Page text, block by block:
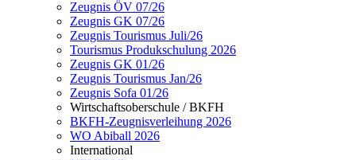
Zeugnis ÖV 07/26
Zeugnis GK 07/26
Zeugnis Tourismus Juli/26
Tourismus Produkschulung 2026
Zeugnis GK 01/26
Zeugnis Tourismus Jan/26
Zeugnis Sofa 01/26
Wirtschaftsoberschule / BKFH
BKFH-Zeugnisverleihung 2026
WO Abiball 2026
International